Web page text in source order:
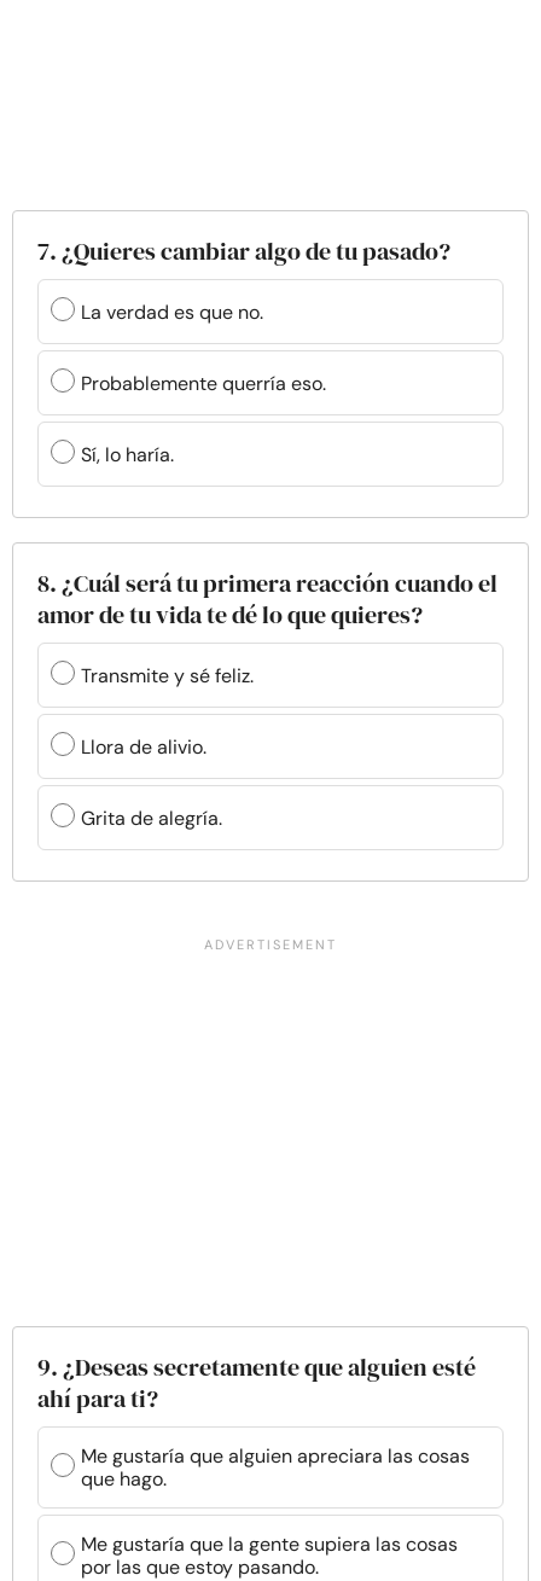
7. ¿Quieres cambiar algo de tu pasado?
La verdad es que no.
Probablemente querría eso.
Sí, lo haría.
8. ¿Cuál será tu primera reacción cuando el
amor de tu vida te dé lo que quieres?
Transmite y sé feliz.
Llora de alivio.
Grita de alegría.
9. ¿Deseas secretamente que alguien esté
ahí para ti?
Me gustaría que alguien apreciara las cosas
que hago.
Me gustaría que la gente supiera las cosas
por las que estoy pasando.